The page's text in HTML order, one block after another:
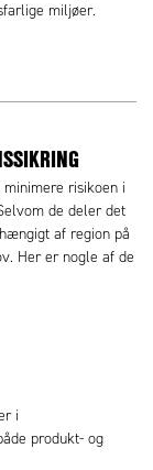
miljøer.
risikoen i
de deler det
af region på
Her er nogle af de
i
produkt- og